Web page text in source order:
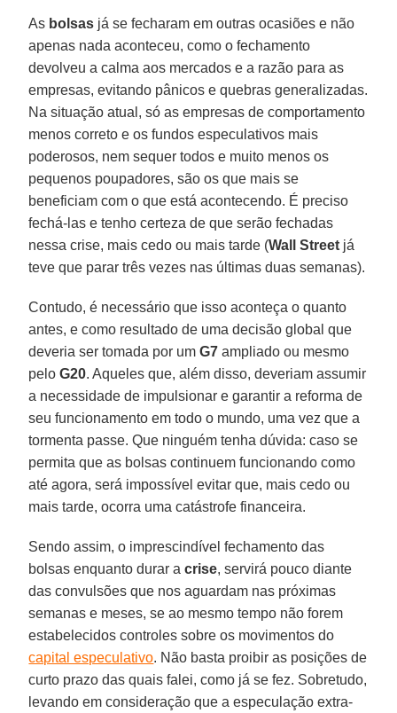
As bolsas já se fecharam em outras ocasiões e não
apenas nada aconteceu, como o fechamento
devolveu a calma aos mercados e a razão para as
empresas, evitando pânicos e quebras generalizadas.
Na situação atual, só as empresas de comportamento
menos correto e os fundos especulativos mais
poderosos, nem sequer todos e muito menos os
pequenos poupadores, são os que mais se
beneficiam com o que está acontecendo. É preciso
fechá-las e tenho certeza de que serão fechadas
nessa crise, mais cedo ou mais tarde (Wall Street já
teve que parar três vezes nas últimas duas semanas).
Contudo, é necessário que isso aconteça o quanto
antes, e como resultado de uma decisão global que
deveria ser tomada por umG7 ampliado ou mesmo
peloG20. Aqueles que, além disso, deveriam assumir
a necessidade de impulsionar e garantir a reforma de
seu funcionamento em todo o mundo, uma vez que a
tormenta passe. Que ninguém tenha dúvida: caso se
permita que as bolsas continuem funcionando como
até agora, será impossível evitar que, mais cedo ou
mais tarde, ocorra uma catástrofe financeira.
Sendo assim, o imprescindível fechamento das
bolsas enquanto durar acrise, servirá pouco diante
das convulsões que nos aguardam nas próximas
semanas e meses, se ao mesmo tempo não forem
estabelecidos controles sobre os movimentos do
capital especulativo. Não basta proibir as posições de
curto prazo das quais falei, como já se fez. Sobretudo,
levando em consideração que a especulação extra-